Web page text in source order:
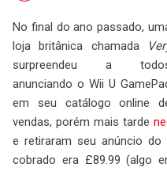
No final do ano passado,
loja britânica chamada
surpreendeu a
anunciando o Wii U
em seu catálogo online
vendas, porém mais tarde
e retiraram seu anúncio
cobrado era £89.99 (algo